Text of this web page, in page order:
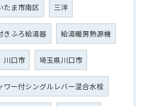
たま市南区 三洋
きふろ給湯器 給湯暖房熱源機
川口市 埼玉県川口市
ワー付シングルレバー混合水栓